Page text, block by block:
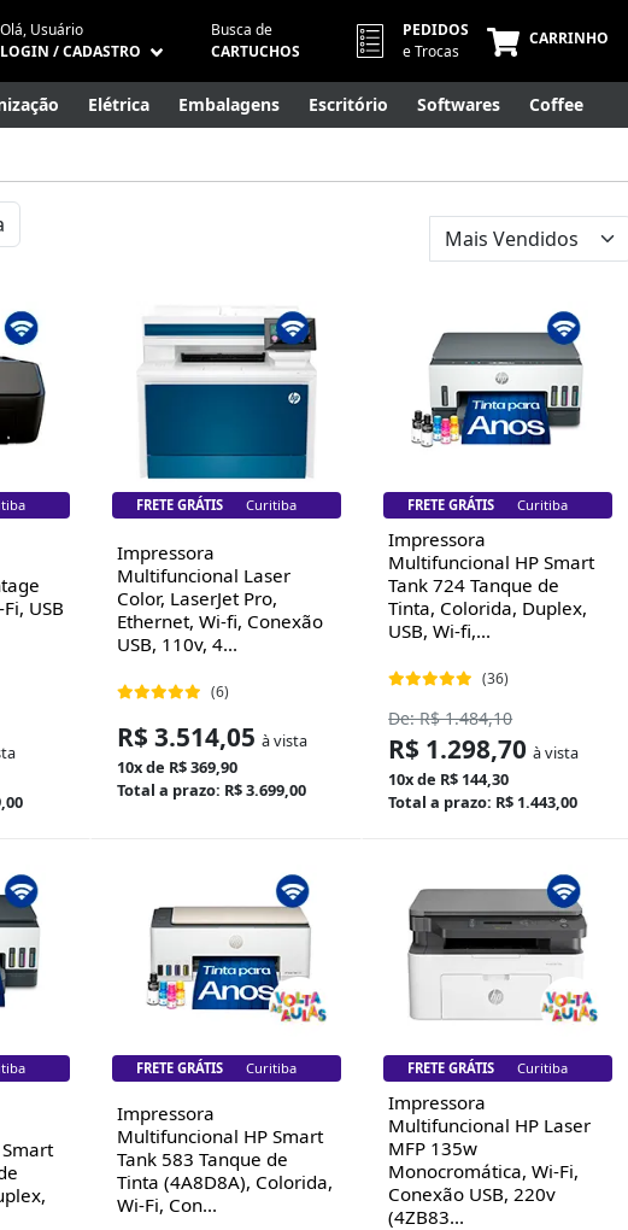
Olá, Usuário
LOGIN / CADASTRO
Busca de
CARTUCHOS
PEDIDOS
e Trocas
CARRINHO
Elétrica Embalagens Escritório Softwares Coffee
USB
FRETE GRÁTIS Florianópolis
Impressora
Multifuncional Laser
Color, LaserJet Pro,
Ethernet, Wi-fi, Conexão
USB, 110v, 4...
(6)
R$ 3.514,05à vista
10x de R$ 369,90
Total a prazo: R$ 3.699,00
FRETE GRÁTIS Florianópolis
Impressora
Multifuncional HP Smart
Tank 724 Tanque de
Tinta, Colorida, Duplex,
USB, Wi-fi,...
(36)
De: R$ 1.484,10
R$ 1.298,70à vista
10x de R$ 144,30
Total a prazo: R$ 1.443,00
FRETE GRÁTIS Florianópolis
Impressora
Multifuncional HP Smart
Tank 583 Tanque de
Tinta (4A8D8A), Colorida,
Wi-Fi, Con...
FRETE GRÁTIS Florianópolis
Impressora
Multifuncional HP Laser
MFP 135w
Monocromática, Wi-Fi,
Conexão USB, 220v
(4ZB83...